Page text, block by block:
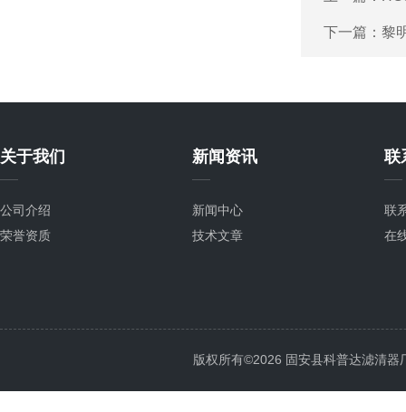
下一篇： 黎
关于我们
公司介绍
荣誉资质
新闻资讯
新闻中心
技术文章
联
联
在
版权所有©2026 固安县科普达滤清